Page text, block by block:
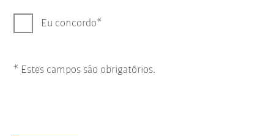
Eu concordo
* Estes campos são obrigatórios.